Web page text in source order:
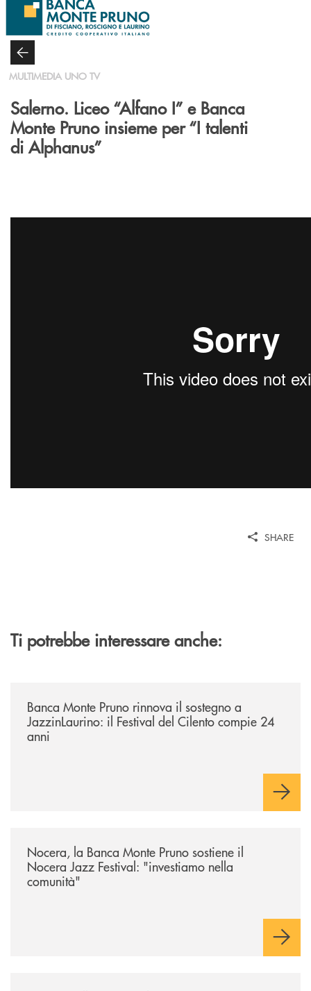
Salta al contenuto principale
MULTIMEDIA UNO TV
Salerno. Liceo “Alfano I” e Banca
Monte Pruno insieme per “I talenti
di Alphanus”
SHARE
Ti potrebbe interessare anche:
Banca Monte Pruno rinnova il sostegno a
JazzinLaurino: il Festival del Cilento compie 24
anni
Nocera, la Banca Monte Pruno sostiene il
Nocera Jazz Festival: "investiamo nella
comunità"